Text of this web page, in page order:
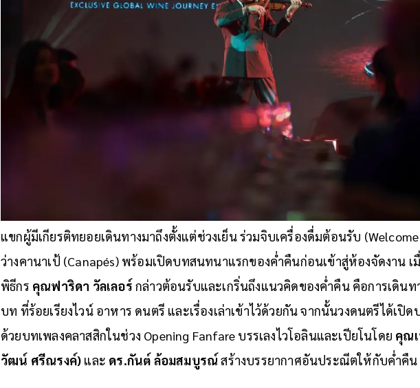
แขกผู้มีเกียรติทยอยเดินทางมาถึงตั้งแต่ช่วงเย็น ร่วมจิบเครื่องดื่มต้อนรับ
ว่างคานาเป้ (Canapés) พร้อมเปิดบทสนทนาแรกของค่ำคืนก่อนเข้าสู่ห้องจัดงาน
พิธีกร คุณฟาริดา วัลเลอร์ กล่าวต้อนรับและเกริ่นถึงแนวคิดของค่ำคืน คือการเดินท
บท ที่ร้อยเรียงไวน์ อาหาร ดนตรี และเรื่องเล่าเข้าไว้ด้วยกัน จากนั้นวงดนตรีได้เปิด
ด้วยบทเพลงคลาสสิกในช่วง Opening Fanfare บรรเลงไวโอลินและเปียโนโดย คุณ
วัฒน์ ศรีณรงค์) และ ดร.กันต์ ล้อมสมบูรณ์สร้างบรรยากาศอันประณีตให้กับค่ำคืน